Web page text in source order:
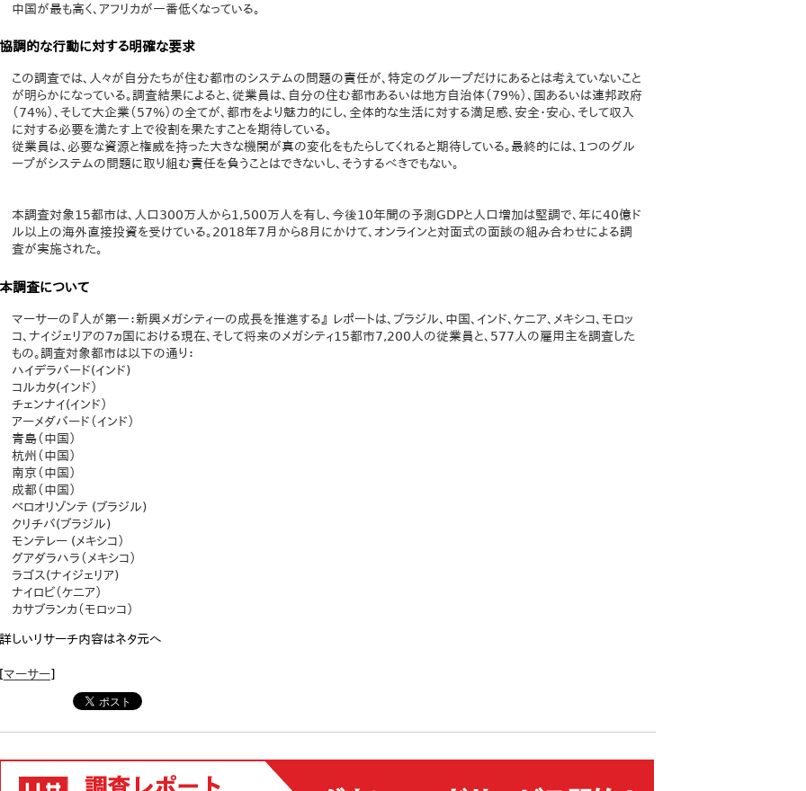
中国が最も高く、アフリカが一番低くなっている。
協調的な行動に対する明確な要求
この調査では、人々が自分たちが住む都市のシステムの問題の責任が、特定のグループだけにあるとは考えていないこと
が明らかになっている。調査結果によると、従業員は、自分の住む都市あるいは地方自治体（79%）、国あるいは連邦政府
（74%）、そして大企業（57%）の全てが、都市をより魅力的にし、全体的な生活に対する満足感、安全・安心、そして収入
に対する必要を満たす上で役割を果たすことを期待している。
従業員は、必要な資源と権威を持った大きな機関が真の変化をもたらしてくれると期待している。最終的には、1つのグル
ープがシステムの問題に取り組む責任を負うことはできないし、そうするべきでもない。
本調査対象15都市は、人口300万人から1,500万人を有し、今後10年間の予測GDPと人口増加は堅調で、年に40億ド
ル以上の海外直接投資を受けている。2018年7月から8月にかけて、オンラインと対面式の面談の組み合わせによる調
査が実施された。
本調査について
マーサーの『人が第一：新興メガシティーの成長を推進する』 レポートは、ブラジル、中国、インド、ケニア、メキシコ、モロッ
コ、ナイジェリアの7ヵ国における現在、そして将来のメガシティ15都市7,200人の従業員と、577人の雇用主を調査した
もの。調査対象都市は以下の通り：
ハイデラバード(インド)
コルカタ(インド）
チェンナイ(インド）
アーメダバード（インド）
青島（中国）
杭州（中国）
南京（中国）
成都（中国）
ベロオリゾンテ (ブラジル)
クリチバ(ブラジル)
モンテレー (メキシコ）
グアダラハラ（メキシコ）
ラゴス(ナイジェリア)
ナイロビ（ケニア）
カサブランカ（モロッコ）
詳しいリサーチ内容はネタ元へ
[マーサー]